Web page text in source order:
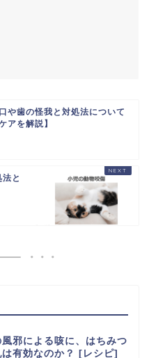
や歯の怪我と対処法について
アを解説】
と
邪による咳に、はちみつ
は有効なのか？ [レシピ]